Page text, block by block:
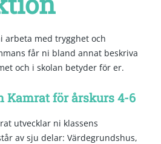
arbeta med trygghet och
får ni bland annat beskriva
och i skolan betyder för er.
Kamrat för årskurs 4-6
utvecklar ni klassens
av sju delar: Värdegrundshus,